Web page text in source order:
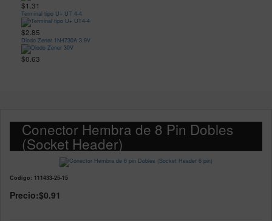
$1.31
Terminal tipo U+ UT 4-4
$2.85
Diodo Zener 1N4730A 3.9V
$0.63
Conector Hembra de 8 Pin Dobles
(Socket Header)
Codigo: 111433-25-15
Precio:$0.91